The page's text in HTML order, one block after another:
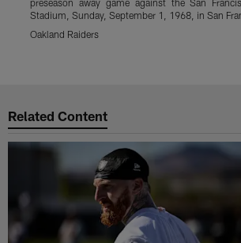
Stadium, Sunday, September 1, 1968, in San
Oakland Raiders
Related Content